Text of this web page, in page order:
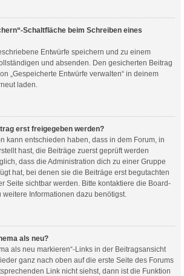
Schaltfläche beim Schreiben eines
Entwürfe speichern und zu einem
und absenden. Den gesicherten Beitrag
„Gespeicherte Entwürfe verwalten“ in deinem
laden.
erst freigegeben werden?
kann entschieden haben, dass in dem Forum, in
hast, die Beiträge zuerst geprüft werden
dass die Administration dich zu einer Gruppe
hat, bei denen sie die Beiträge erst begutachten
Seite sichtbar werden. Bitte kontaktiere die Board-
Informationen dazu benötigst.
als neu?
als neu markieren“-Links in der Beitragsansicht
ganz nach oben auf die erste Seite des Forums
Link nicht siehst, dann ist die Funktion